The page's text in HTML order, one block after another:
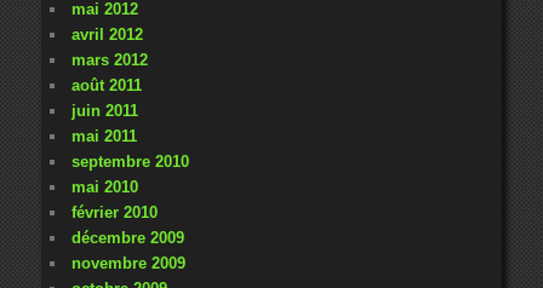
mai 2012
avril 2012
mars 2012
août 2011
juin 2011
mai 2011
septembre 2010
mai 2010
février 2010
décembre 2009
novembre 2009